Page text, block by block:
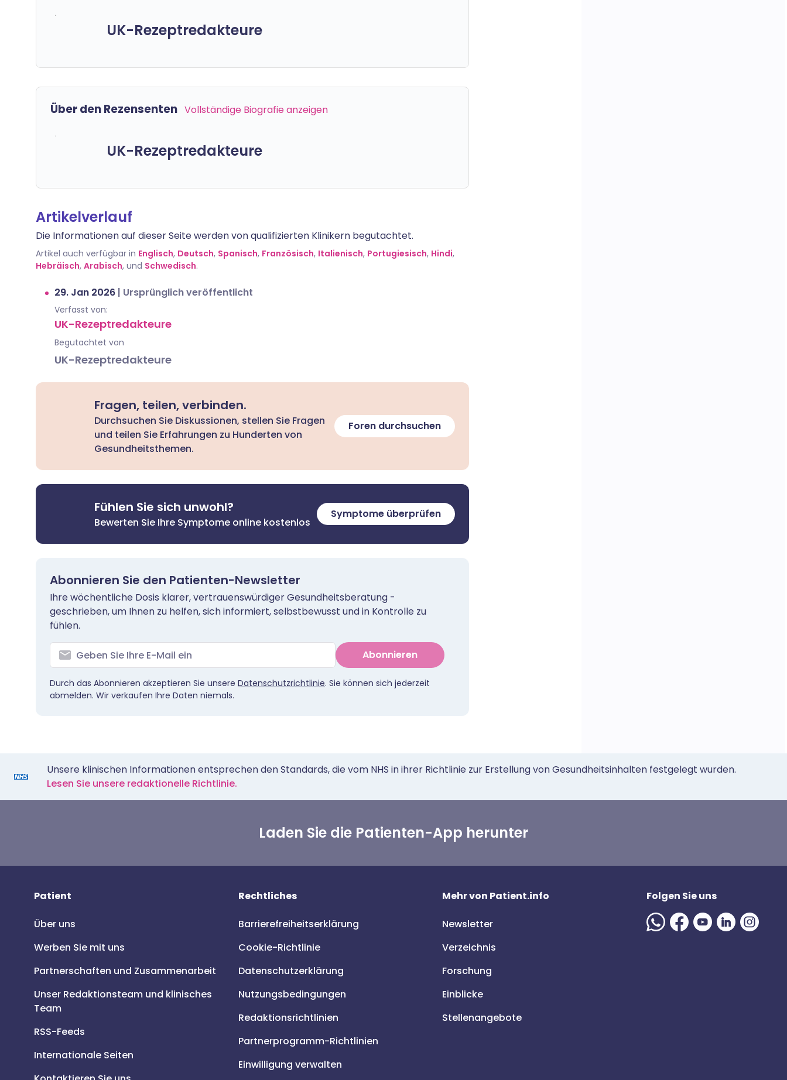
UK-Rezeptredakteure
Über den Rezensenten Vollständige Biografie anzeigen
UK-Rezeptredakteure
Artikelverlauf
Die Informationen auf dieser Seite werden von qualifizierten Klinikern begutachtet.
Artikel auch verfügbar in Englisch, Deutsch, Spanisch, Französisch, Italienisch, Portugiesisch, Hindi,
Hebräisch, Arabisch, und Schwedisch.
29. Jan 2026 | Ursprünglich veröffentlicht
Verfasst von:
UK-Rezeptredakteure
Begutachtet von
UK-Rezeptredakteure
Fragen, teilen, verbinden.
Durchsuchen Sie Diskussionen, stellen Sie Fragen
und teilen Sie Erfahrungen zu Hunderten von
Gesundheitsthemen.
Foren durchsuchen
Fühlen Sie sich unwohl?
Bewerten Sie Ihre Symptome online kostenlos
Symptome überprüfen
Abonnieren Sie den Patienten-Newsletter
Ihre wöchentliche Dosis klarer, vertrauenswürdiger Gesundheitsberatung -
geschrieben, um Ihnen zu helfen, sich informiert, selbstbewusst und in Kontrolle zu
fühlen.
Abonnieren
Durch das Abonnieren akzeptieren Sie unsere Datenschutzrichtlinie. Sie können sich jederzeit
abmelden. Wir verkaufen Ihre Daten niemals.
Unsere klinischen Informationen entsprechen den Standards, die vom NHS in ihrer Richtlinie zur Erstellung von Gesundheitsinhalten festgelegt wurden.
Lesen Sie unsere redaktionelle Richtlinie.
Laden Sie die Patienten-App herunter
Patient
Über uns
Werben Sie mit uns
Partnerschaften und Zusammenarbeit
Unser Redaktionsteam und klinisches
Team
RSS-Feeds
Internationale Seiten
Rechtliches
Barrierefreiheitserklärung
Cookie-Richtlinie
Datenschutzerklärung
Nutzungsbedingungen
Redaktionsrichtlinien
Partnerprogramm-Richtlinien
Einwilligung verwalten
Mehr von Patient.info
Newsletter
Verzeichnis
Forschung
Einblicke
Stellenangebote
Folgen Sie uns